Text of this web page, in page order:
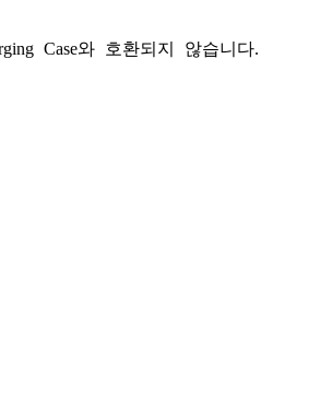
Case와 호환되지 않습니다.